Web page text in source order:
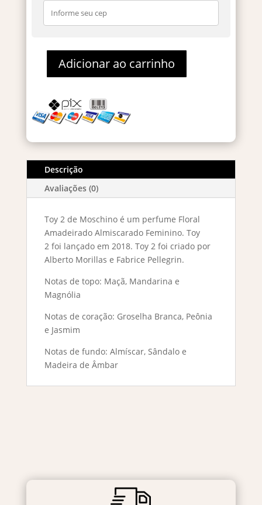
De
Parfum
5ml
quantidade
Adicionar ao carrinho
Descrição
Avaliações (0)
Toy 2 de Moschino é um perfume Floral
Amadeirado Almiscarado Feminino. Toy
2 foi lançado em 2018. Toy 2 foi criado por
Alberto Morillas e Fabrice Pellegrin.
Notas de topo: Maçã, Mandarina e
Magnólia
Notas de coração: Groselha Branca, Peônia
e Jasmim
Notas de fundo: Almíscar, Sândalo e
Madeira de Âmbar